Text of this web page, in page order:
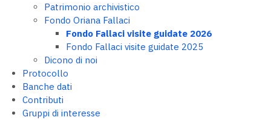
Patrimonio archivistico
Fondo Oriana Fallaci
Fondo Fallaci visite guidate 2026
Fondo Fallaci visite guidate 2025
Dicono di noi
Protocollo
Banche dati
Contributi
Gruppi di interesse